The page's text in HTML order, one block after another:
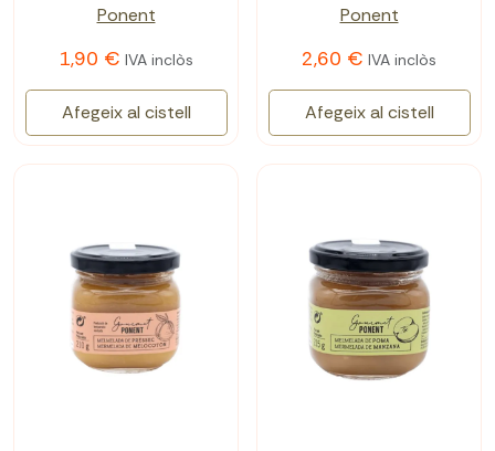
Ponent
1,90 € IVA inclòs
Afegeix al cistell
Ponent
2,60 € IVA inclòs
Afegeix al cistell